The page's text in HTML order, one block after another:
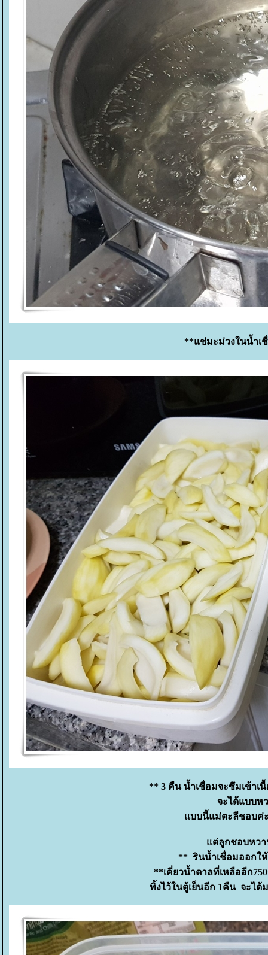
**แช่มะม่วงในน้ำเ
** 3 คืน น้ำเชื่อมจะซึมเข้าเ
จะได้แบบห
บบนี้แม่ตะลีชอบค่ะ
ต่ลูกชอบหวา
** รินน้ำเชื่อมออกใ
**เคี่ยวน้ำตาลที่เหลืออีก
ทิ้งไว้ในตู้เย็นอีก 1คืน จะได้